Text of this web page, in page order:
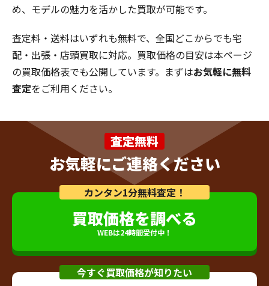
め、モデルの魅力を活かした買取が可能です。
査定料・送料はいずれも無料で、全国どこからでも宅
配・出張・店頭買取に対応。買取価格の目安は本ページ
の買取価格表でも公開しています。まずはお気軽に無料
査定をご利用ください。
査定無料
お気軽にご連絡ください
カンタン1分無料査定！
買取価格を調べる
WEBは24時間受付中！
今すぐ買取価格が知りたい